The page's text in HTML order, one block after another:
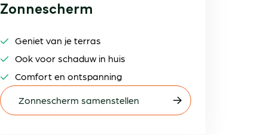
Zonnescherm
Geniet van je terras
Ook voor schaduw in huis
Comfort en ontspanning
Zonnescherm samenstellen